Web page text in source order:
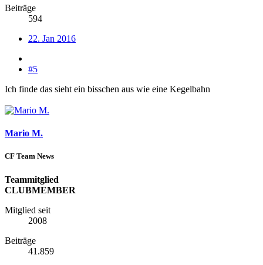
Beiträge
594
22. Jan 2016
#5
Ich finde das sieht ein bisschen aus wie eine Kegelbahn
Mario M.
CF Team News
Teammitglied
CLUBMEMBER
Mitglied seit
2008
Beiträge
41.859